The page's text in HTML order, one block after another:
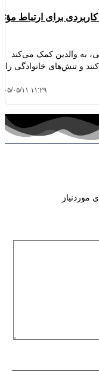
برای ارتباط
به والدین کمک می‌کند
و تنش‌های خانوادگی را
۱۴۰۵/۰۵/۱۱
موردنیاز